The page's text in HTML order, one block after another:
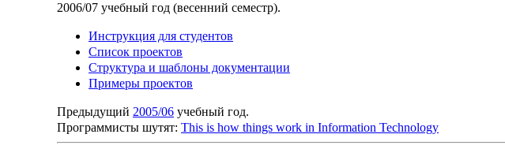
2006/07 учебный год (весенний семестр).
Инструкция для студентов
Список проектов
Структура и шаблоны документации
Примеры проектов
Предыдущий 2005/06 учебный год.
Программисты шутят: This is how things work in Information Technology